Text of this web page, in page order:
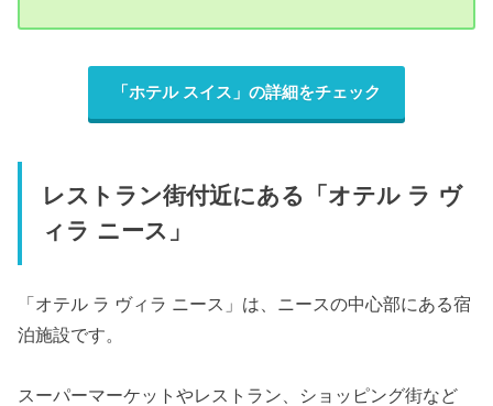
「ホテル スイス」の詳細をチェック
レストラン街付近にある「オテル ラ ヴ
ィラ ニース」
「オテル ラ ヴィラ ニース」は、ニースの中心部にある宿
泊施設です。
スーパーマーケットやレストラン、ショッピング街など